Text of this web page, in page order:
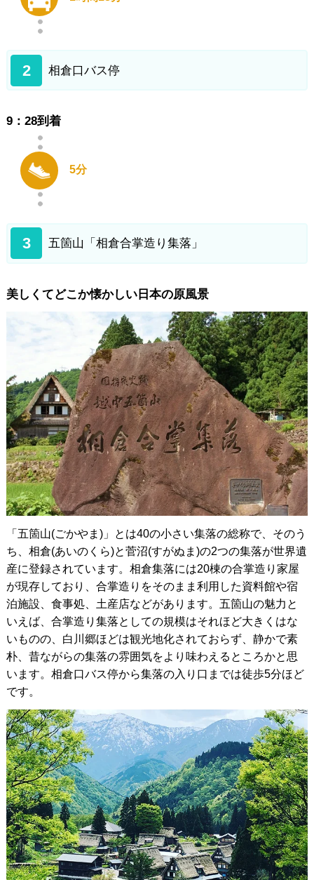
2 相倉口バス停
9：28到着
5分
3 五箇山「相倉合掌造り集落」
美しくてどこか懐かしい日本の原風景
「五箇山(ごかやま)」とは40の小さい集落の総称で、そのう
ち、相倉(あいのくら)と菅沼(すがぬま)の2つの集落が世界遺
産に登録されています。相倉集落には20棟の合掌造り家屋
が現存しており、合掌造りをそのまま利用した資料館や宿
泊施設、食事処、土産店などがあります。五箇山の魅力と
いえば、合掌造り集落としての規模はそれほど大きくはな
いものの、白川郷ほどは観光地化されておらず、静かで素
朴、昔ながらの集落の雰囲気をより味わえるところかと思
います。相倉口バス停から集落の入り口までは徒歩5分ほど
です。